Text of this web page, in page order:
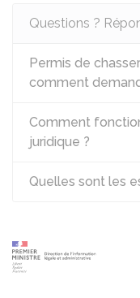
Questions ?
Permis de
comment
Comment
juridique ?
Quelles sont les